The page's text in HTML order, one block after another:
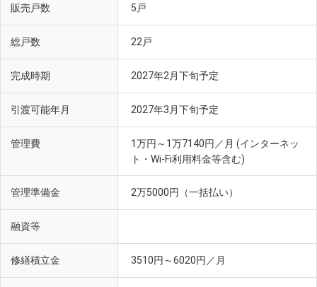
ドン・キホーテ 寺田町駅店(徒歩6分・約450m)
販売戸数 5戸
総戸数 22戸
完成時期 2027年2月下旬予定
引渡可能年月 2027年3月下旬予定
管理費
1万円～1万7140円／月 (インターネッ
ト・Wi-Fi利用料金等含む)
管理準備金 2万5000円（一括払い）
融資等
修繕積立金 3510円～6020円／月